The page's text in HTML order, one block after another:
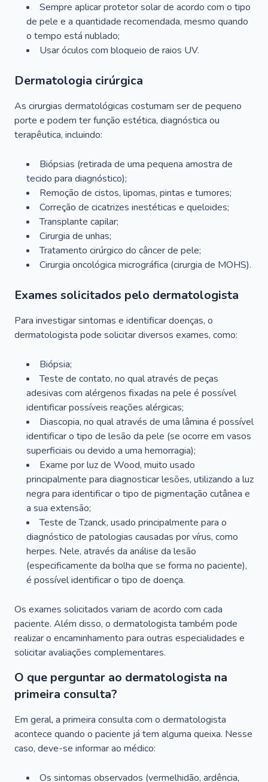
Sempre aplicar protetor solar de acordo com o tipo
de pele e a quantidade recomendada, mesmo quando
o tempo está nublado;
Usar óculos com bloqueio de raios UV.
Dermatologia cirúrgica
As cirurgias dermatológicas costumam ser de pequeno
porte e podem ter função estética, diagnóstica ou
terapêutica, incluindo:
Biópsias (retirada de uma pequena amostra de
tecido para diagnóstico);
Remoção de cistos, lipomas, pintas e tumores;
Correção de cicatrizes inestéticas e queloides;
Transplante capilar;
Cirurgia de unhas;
Tratamento cirúrgico do câncer de pele;
Cirurgia oncológica micrográfica (cirurgia de MOHS).
Exames solicitados pelo dermatologista
Para investigar sintomas e identificar doenças, o
dermatologista pode solicitar diversos exames, como:
Biópsia;
Teste de contato, no qual através de peças
adesivas com alérgenos fixadas na pele é possível
identificar possíveis reações alérgicas;
Diascopia, no qual através de uma lâmina é possível
identificar o tipo de lesão da pele (se ocorre em vasos
superficiais ou devido a uma hemorragia);
Exame por luz de Wood, muito usado
principalmente para diagnosticar lesões, utilizando a luz
negra para identificar o tipo de pigmentação cutânea e
a sua extensão;
Teste de Tzanck, usado principalmente para o
diagnóstico de patologias causadas por vírus, como
herpes. Nele, através da análise da lesão
(especificamente da bolha que se forma no paciente),
é possível identificar o tipo de doença.
Os exames solicitados variam de acordo com cada
paciente. Além disso, o dermatologista também pode
realizar o encaminhamento para outras especialidades e
solicitar avaliações complementares.
O que perguntar ao dermatologista na
primeira consulta?
Em geral, a primeira consulta com o dermatologista
acontece quando o paciente já tem alguma queixa. Nesse
caso, deve-se informar ao médico:
Os sintomas observados (vermelhidão, ardência,